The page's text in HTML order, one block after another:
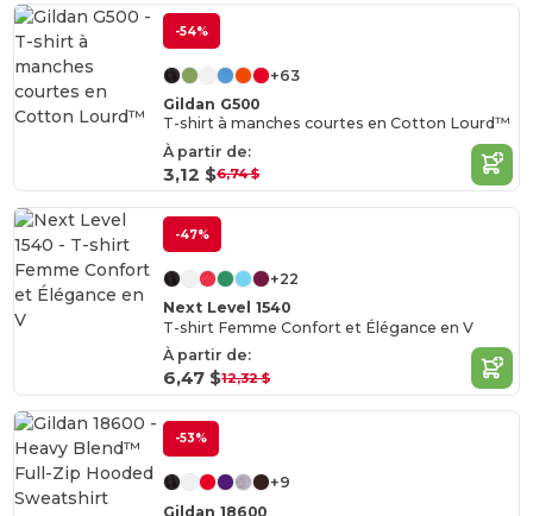
-54%
+63
Gildan G500
T-shirt à manches courtes en Cotton Lourd™
À partir de:
3,12 $6,74 $
-47%
+22
Next Level 1540
T-shirt Femme Confort et Élégance en V
À partir de:
6,47 $12,32 $
-53%
+9
Gildan 18600